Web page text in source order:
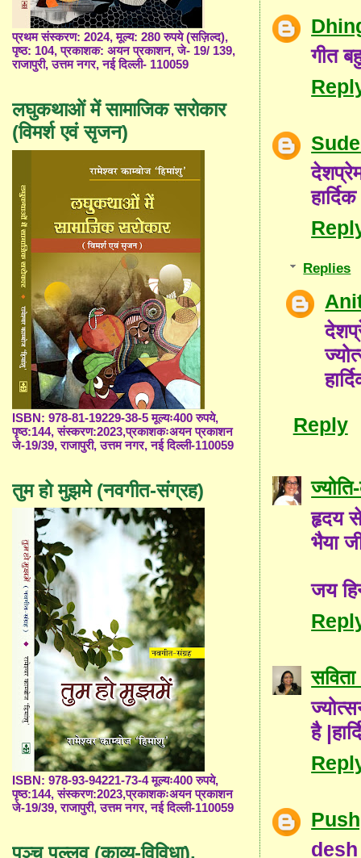
गीत
Replies
Reply
हृदय से
भैया
जय
है
प्रथम संस्करण: 2024, मूल्य: 280 रुपये (सज़िल्द),
पृष्ठ: 104, प्रकाशक: अयन प्रकाशन, जे- 19/ 139,
राजापुरी, उत्तम नगर, नई दिल्ली- 110059
लघुकथाओं में सामाजिक सरोकार
(विमर्श एवं सृजन)
ISBN: 978-81-19229-38-5 मूल्यः400 रुपये,
पृष्ठ:144, संस्करण:2023,प्रकाशकःअयन प्रकाशन
जे-19/39, राजापुरी, उत्तम नगर, नई दिल्ली-110059
तुम हो मुझमे (नवगीत-संग्रह)
ISBN: 978-93-94221-73-4 मूल्यः400 रुपये,
पृष्ठ:144, संस्करण:2023,प्रकाशकःअयन प्रकाशन
जे-19/39, राजापुरी, उत्तम नगर, नई दिल्ली-110059
पञ्च पल्लव (काव्य-विविधा),